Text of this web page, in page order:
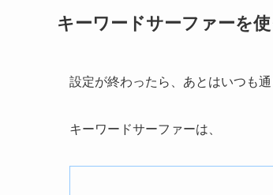
キーワードサーファーを
設定が終わったら、あとはいつも通
キーワードサーファーは、